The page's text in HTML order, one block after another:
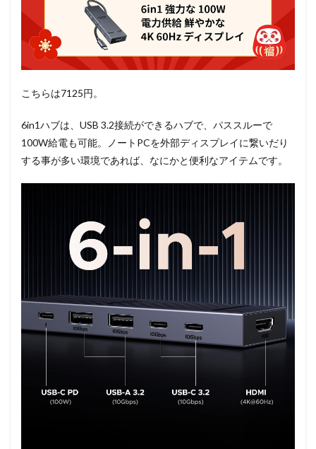
こちらは7125円。
6in1ハブは、USB 3.2接続ができるハブで、パススルーで
100W給電も可能。ノートPCを外部ディスプレイに繋いだり
する事が多い環境であれば、なにかと便利なアイテムです。